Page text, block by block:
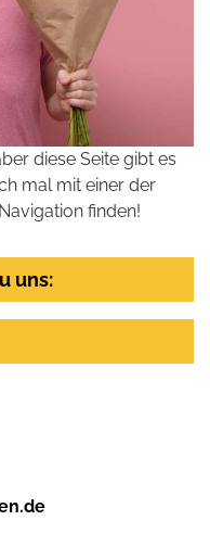
diese Seite gibt es
mal mit einer der
finden!
uns: